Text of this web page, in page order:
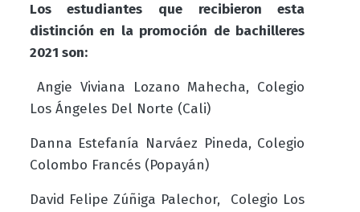
Los estudiantes que recibieron esta
distinción en la promoción de bachilleres
2021 son:
Angie Viviana Lozano Mahecha, Colegio
Los Ángeles Del Norte (Cali)
Danna Estefanía Narváez Pineda, Colegio
Colombo Francés (Popayán)
David Felipe Zúñiga Palechor, Colegio Los